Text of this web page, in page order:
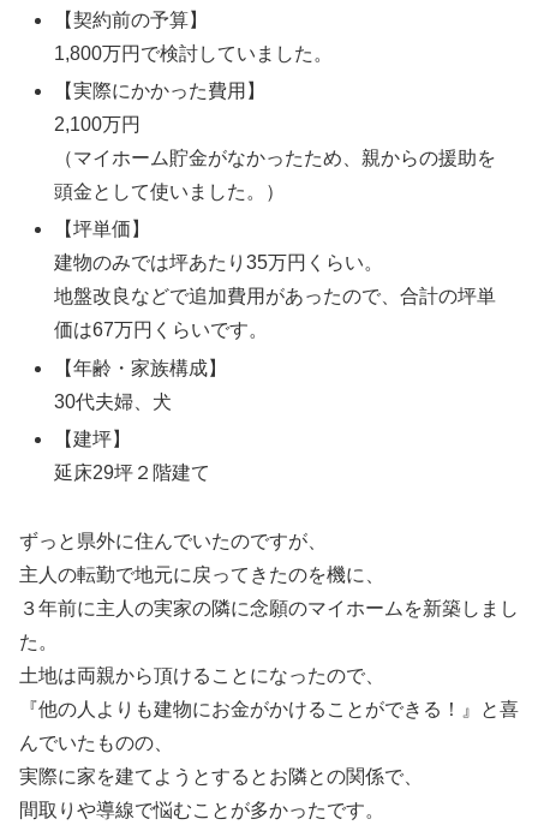
【契約前の予算】
1,800万円で検討していました。
【実際にかかった費用】
2,100万円
（マイホーム貯金がなかったため、親からの援助を
頭金として使いました。）
【坪単価】
建物のみでは坪あたり35万円くらい。
地盤改良などで追加費用があったので、合計の坪単
価は67万円くらいです。
【年齢・家族構成】
30代夫婦、犬
【建坪】
延床29坪２階建て
ずっと県外に住んでいたのですが、
主人の転勤で地元に戻ってきたのを機に、
３年前に主人の実家の隣に念願のマイホームを新築しまし
た。
土地は両親から頂けることになったので、
『他の人よりも建物にお金がかけることができる！』と喜
んでいたものの、
実際に家を建てようとするとお隣との関係で、
間取りや導線で悩むことが多かったです。